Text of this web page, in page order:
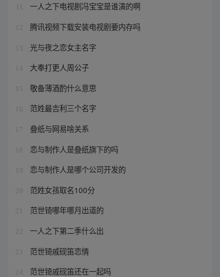
一人之下电视剧冯宝宝是谁演的啊
12 腾讯视频下载安装电视剧要内存吗
13 光与夜之恋女主名字
14 大奉打更人周公子
15 敬备薄酒酌什么意思
16 范姓最吉利三个名字
17 叠纸与网易啥关系
18 恋与制作人是叠纸旗下的吗
19 恋与制作人是哪个公司开发的
20 范姓女孩取名100分
21 范世锜哪年哪月出道的
22 一人之下第二季什么出
23 范世锜戚砚笛恋情
24 范世锜戚砚笛还在一起吗